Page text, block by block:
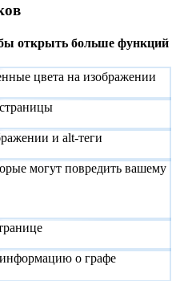
открыть больше функций
цвета на изображении
и alt-теги
могут повредить вашему
информацию о графе